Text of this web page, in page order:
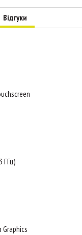
Відгуки
ГГц)
Graphics